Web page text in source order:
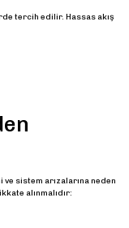
tercih edilir. Hassas akış
ve sistem arızalarına neden
alınmalıdır: